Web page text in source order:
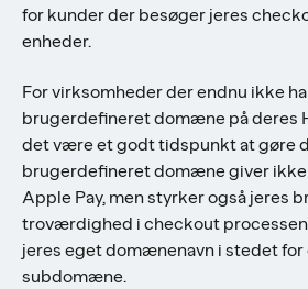
for kunder der besøger jeres
enheder.
For virksomheder der endnu ikke
brugerdefineret domæne på deres
det være et godt tidspunkt at gøre
brugerdefineret domæne giver ikke
Apple Pay, men styrker også jeres
troværdighed i checkout
jeres eget domænenavn i stedet
subdomæne.